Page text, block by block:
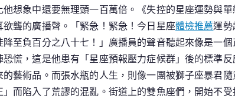
他想象中還要無理頭一百萬倍。《失控的星座運勢與
欲聾的廣播聲。「緊急！緊急！今日星座體檢推薦運勢
降至負百分之八十七！」廣播員的聲音聽起來像是一
恐慌，這是他患有「星座預報壓力症候群」後的標準
的藝術品。而張水瓶的人生，則像一團被獅子座暴君
」而陷入了荒謬的混亂。街道上的雙魚座們，開始不